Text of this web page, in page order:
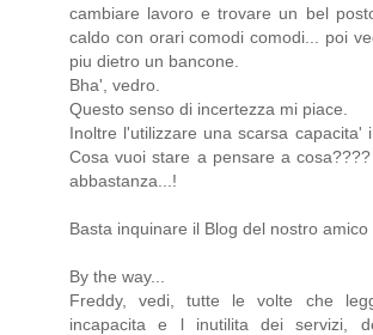
cambiare lavoro e trovare un bel
caldo con orari comodi comodi... poi
piu dietro un bancone.
Bha', vedro.
Questo senso di incertezza mi piace.
Inoltre l'utilizzare una scarsa capacita'
Cosa vuoi stare a pensare a
abbastanza...!
Basta inquinare il Blog del nostro amico
By the way...
Freddy, vedi, tutte le volte che
incapacita e l inutilita dei servizi,